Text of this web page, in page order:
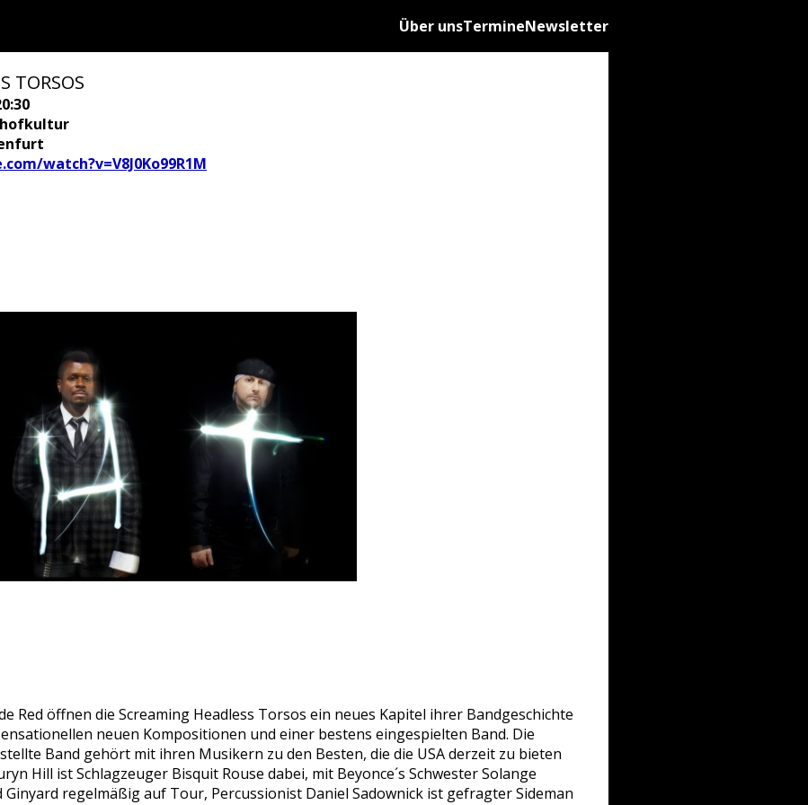
Über unsTermineNewsletter
TORSOS
watch?v=V8J0Ko99R1M
Red öffnen die Screaming Headless Torsos ein neues Kapitel ihrer Bandgeschichte
neuen Kompositionen und einer bestens eingespielten Band. Die
Band gehört mit ihren Musikern zu den Besten, die die USA derzeit zu bieten
Hill ist Schlagzeuger Bisquit Rouse dabei, mit Beyonce´s Schwester Solange
Ginyard regelmäßig auf Tour, Percussionist Daniel Sadownick ist gefragter Sideman